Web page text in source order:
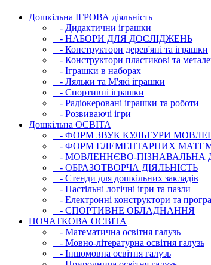
Дошкільна ІГРОВА діяльність
- Дидактични іграшки
- НАБОРИ ДЛЯ ДОСЛІДЖЕНЬ
- Конструктори дерев'яні та іграшки
- Конструктори пластикові та
- Іграшки в наборах
- Ляльки та М'які іграшки
- Спортивні іграшки
- Радіокеровані іграшки та роботи
- Розвиваючі ігри
Дошкільна ОСВIТА
- ФОРМ ЗВУК КУЛЬТУРИ
- ФОРМ ЕЛЕМЕНТАРНИХ
- МОВЛЕННЄВО-ПІЗНАВАЛЬНА
- ОБРАЗОТВОРЧА ДІЯЛЬНІСТЬ
- Стенди для дошкільних закладів
- Настільні логічні ігри та пазли
- Електронні конструктори та
- СПОРТИВНЕ ОБЛАДНАННЯ
ПОЧАТКОВА ОСВIТА
- Математична освітня галузь
- Мовно-літературна освітня галузь
- Iншомовна освітня галузь